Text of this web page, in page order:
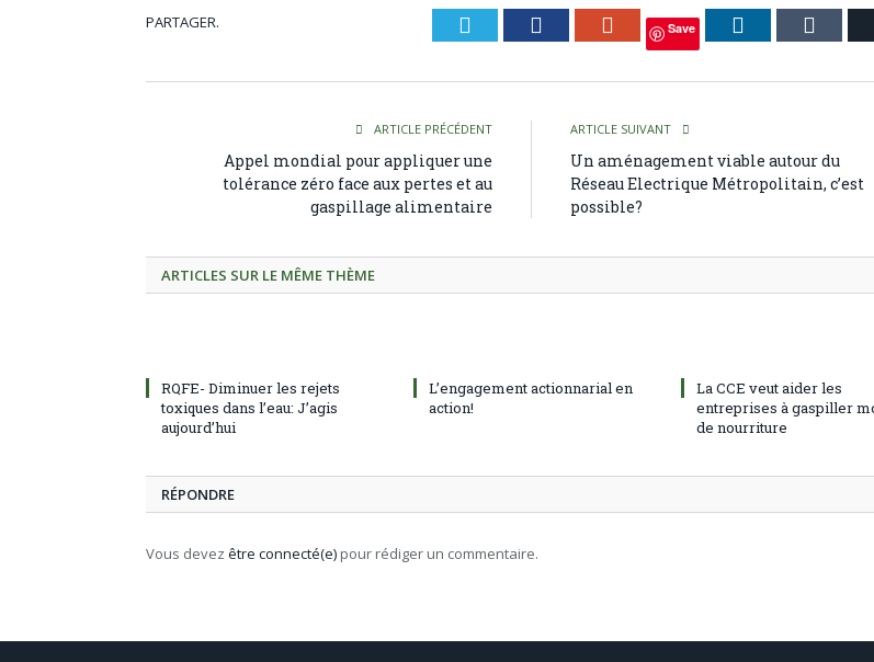
PARTAGER. Twitter Facebook Google+
Save LinkedIn
ARTICLE PRÉCÉDENT
Appel mondial pour appliquer une
tolérance zéro face aux pertes et au
gaspillage alimentaire
ARTICLE SUIVANT
Un aménagement viable autour du
Réseau Electrique Métropolitain, c’est
possible?
ARTICLES SUR LE MÊME THÈME
RQFE- Diminuer les rejets
toxiques dans l’eau: J’agis
aujourd’hui
L’engagement actionnarial en
action!
La CCE veut aider les
entreprises à gaspiller
de nourriture
RÉPONDRE
Vous devez être connecté(e) pour rédiger un commentaire.